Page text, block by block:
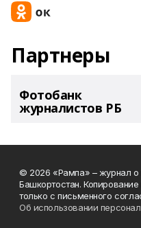
Партнеры
Фотобанк
журналистов РБ
© 2026 «Рампа» – журнал о
Башкортостан.
только с письменного
Об использовании